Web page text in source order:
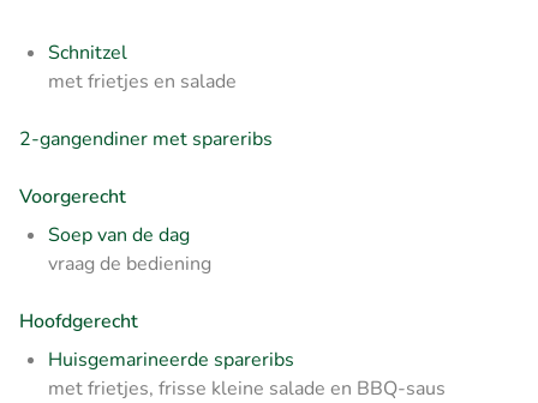
Schnitzel
met frietjes en salade
2-gangendiner met spareribs
Voorgerecht
Soep van de dag
vraag de bediening
Hoofdgerecht
Huisgemarineerde spareribs
met frietjes, frisse kleine salade en BBQ-saus